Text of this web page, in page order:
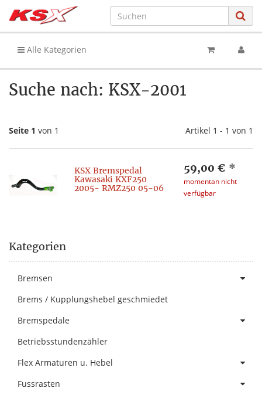
Alle Kategorien
Suche nach: KSX-2001
Seite 1 von 1 Artikel 1 - 1 von 1
KSX Bremspedal
Kawasaki KXF250
2005- RMZ250 05-06
59,00 € *
momentan nicht
verfügbar
Kategorien
Bremsen
Brems / Kupplungshebel geschmiedet
Bremspedale
Betriebsstundenzähler
Flex Armaturen u. Hebel
Fussrasten